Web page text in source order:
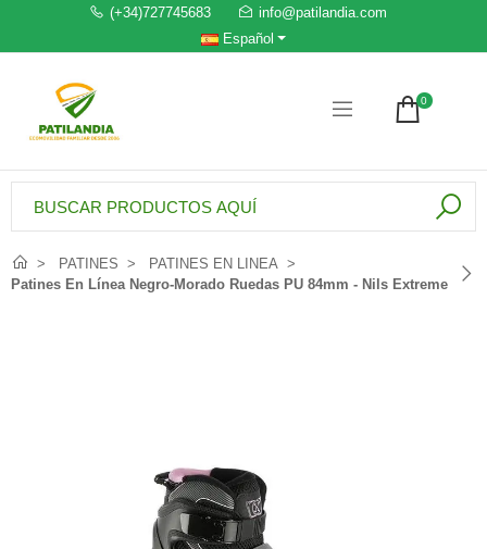
(+34)727745683
info@patilandia.com
Español
0
PATINES
PATINES EN LINEA
Patines En Línea Negro-Morado Ruedas PU 84mm - Nils Extreme